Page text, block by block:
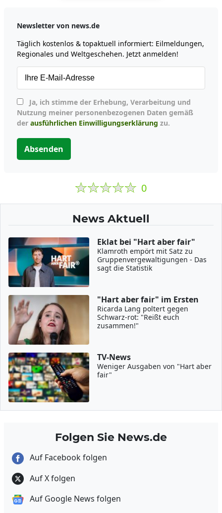
Newsletter von news.de
Täglich kostenlos & topaktuell informiert: Eilmeldungen,
Regionales und Weltgeschehen. Jetzt anmelden!
Nutzung meiner personenbezogenen Daten gemäß
der ausführlichen Einwilligungserklärung zu.
Absenden
0
News Aktuell
Eklat bei "Hart aber fair"
Klamroth empört mit Satz zu
Gruppenvergewaltigungen - Das
sagt die Statistik
"Hart aber fair" im Ersten
Ricarda Lang poltert gegen
Schwarz-rot: "Reißt euch
zusammen!"
TV-News
Weniger Ausgaben von "Hart aber
fair"
Folgen Sie News.de
Auf Facebook folgen
Auf X folgen
Auf Google News folgen